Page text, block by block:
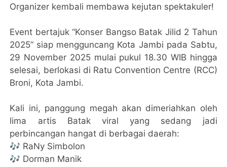
Organizer kembali membawa kejutan spektakuler!
Event bertajuk “Konser Bangso Batak Jilid 2 Tahun
2025” siap mengguncang Kota Jambi pada Sabtu,
29 November 2025 mulai pukul 18.30 WIB hingga
selesai, berlokasi di Ratu Convention Centre (RCC)
Broni, Kota Jambi.
Kali ini, panggung megah akan dimeriahkan oleh
lima artis Batak viral yang sedang jadi
perbincangan hangat di berbagai daerah:
🎶 RaNy Simbolon
🎶 Dorman Manik